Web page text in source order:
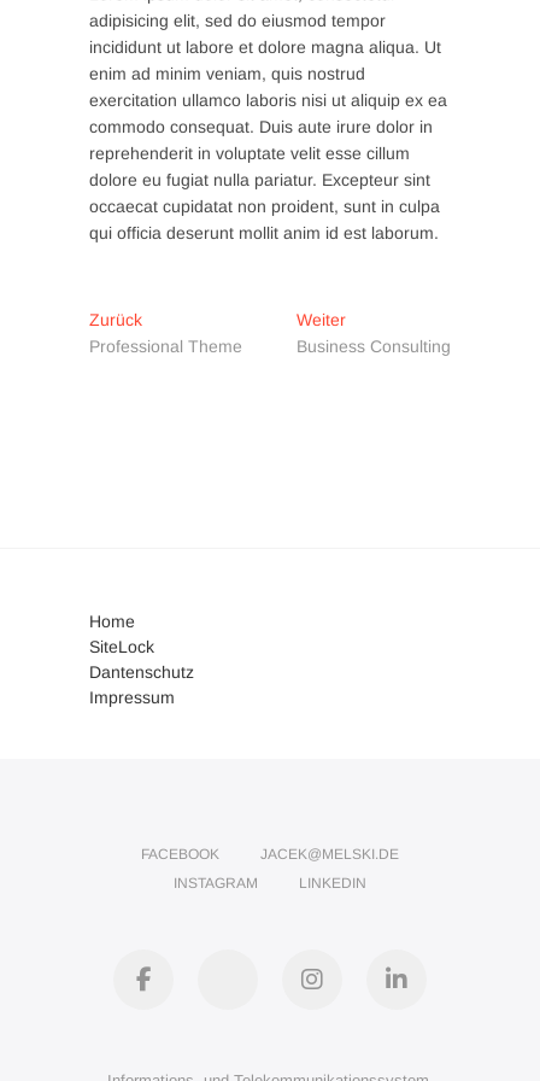
adipisicing elit, sed do eiusmod tempor
incididunt ut labore et dolore magna aliqua. Ut
enim ad minim veniam, quis nostrud
exercitation ullamco laboris nisi ut aliquip ex ea
commodo consequat. Duis aute irure dolor in
reprehenderit in voluptate velit esse cillum
dolore eu fugiat nulla pariatur. Excepteur sint
occaecat cupidatat non proident, sunt in culpa
qui officia deserunt mollit anim id est laborum.
Beitragsnavigation
ZurückVorheriger
Beitrag:
Professional Theme
WeiterNächster
Beitrag:
Business Consulting
Home
SiteLock
Dantenschutz
Impressum
FACEBOOK
JACEK@MELSKI.DE
INSTAGRAM
LINKEDIN
facebookjacek@melski.de
instagram
linkedin